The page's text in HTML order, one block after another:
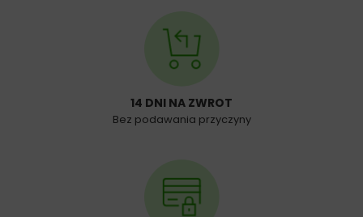
14 DNI NA ZWROT
Bez podawania przyczyny